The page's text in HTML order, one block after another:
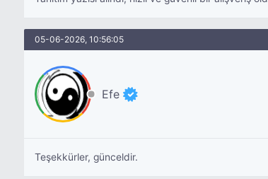
05-06-2026, 10:56:05
Efe
Teşekkürler, günceldir.